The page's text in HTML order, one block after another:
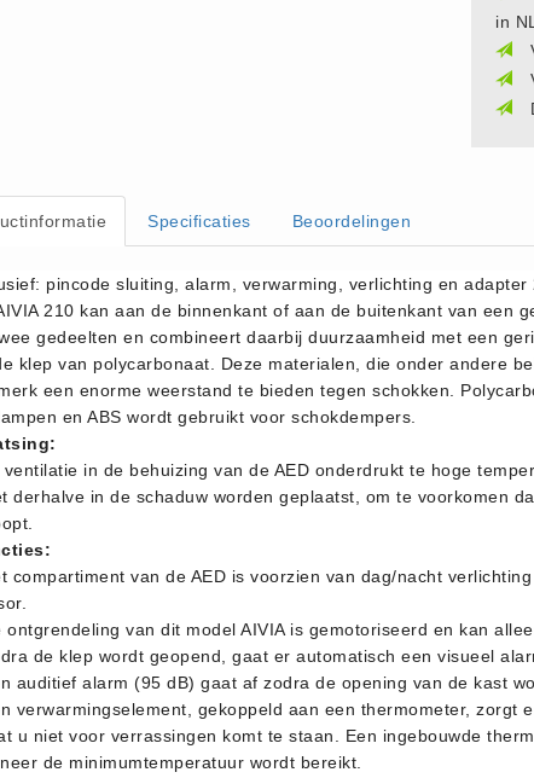
in NL
Specificaties Beoordelingen
pincode sluiting, alarm, verwarming, verlichting en adapter
210 kan aan de binnenkant of aan de buitenkant van een
gedeelten en combineert daarbij duurzaamheid met een
klep van polycarbonaat. Deze materialen, die onder andere
een enorme weerstand te bieden tegen schokken.
en ABS wordt gebruikt voor schokdempers.
ventilatie in de behuizing van de AED onderdrukt te hoge
derhalve in de schaduw worden geplaatst, om te voorkomen
compartiment van de AED is voorzien van dag/nacht
ontgrendeling van dit model AIVIA is gemotoriseerd en kan
de klep wordt geopend, gaat er automatisch een visueel
auditief alarm (95 dB) gaat af zodra de opening van de kast
verwarmingselement, gekoppeld aan een thermometer, zorgt
u niet voor verrassingen komt te staan. Een ingebouwde
de minimumtemperatuur wordt bereikt.